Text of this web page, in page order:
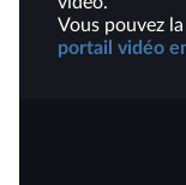
Vous pouvez
portail vidéo